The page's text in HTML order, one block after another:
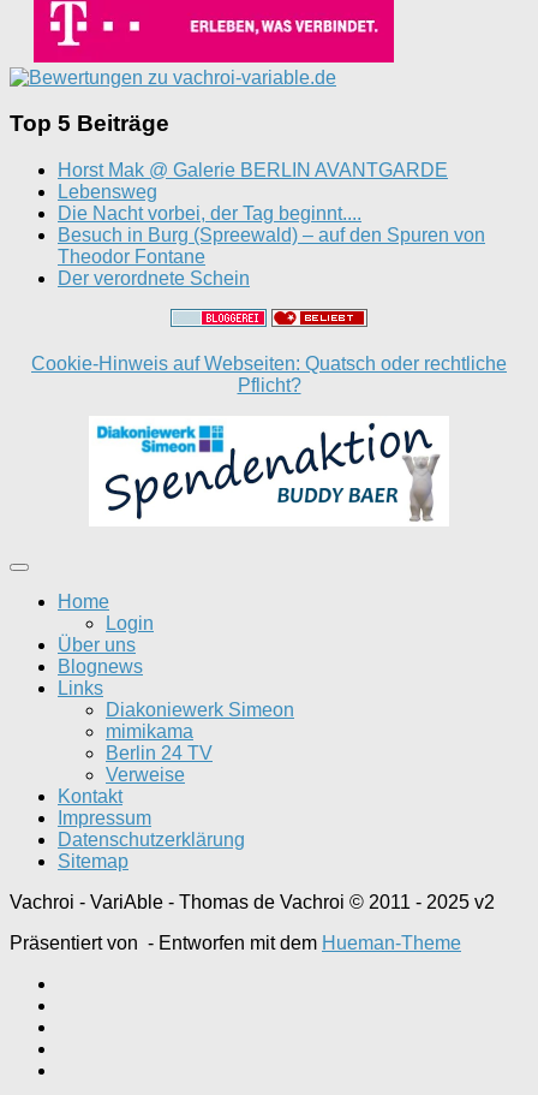
Top 5 Beiträge
Horst Mak @ Galerie BERLIN AVANTGARDE
Lebensweg
Die Nacht vorbei, der Tag beginnt....
Besuch in Burg (Spreewald) – auf den Spuren von
Theodor Fontane
Der verordnete Schein
Cookie-Hinweis auf Webseiten: Quatsch oder rechtliche
Pflicht?
Home
Login
Über uns
Blognews
Links
Diakoniewerk Simeon
mimikama
Berlin 24 TV
Verweise
Kontakt
Impressum
Datenschutzerklärung
Sitemap
Vachroi - VariAble - Thomas de Vachroi © 2011 - 2025 v2
Präsentiert von - Entworfen mit dem Hueman-Theme